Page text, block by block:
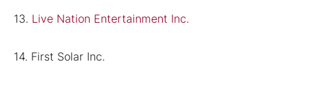
13. Live Nation Entertainment Inc.
14. First Solar Inc.